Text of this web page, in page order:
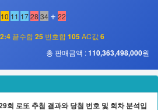
10 11 1728 34 + 22
2:4 끝수합25 번호합105AC값6
총 판매금액 :110,363,498,000원
회 로또 추첨 결과와 당첨 번호 및 회차 분석입